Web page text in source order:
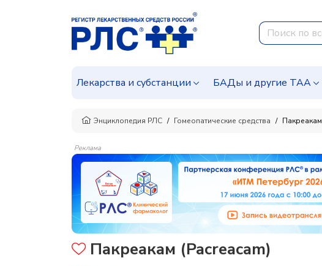
Лекарства и субстанции БАДы и другие ТАА
Энциклопедия РЛС Гомеопатические средства Пакреакам
Реклама
Пакреакам (Pacreacam)